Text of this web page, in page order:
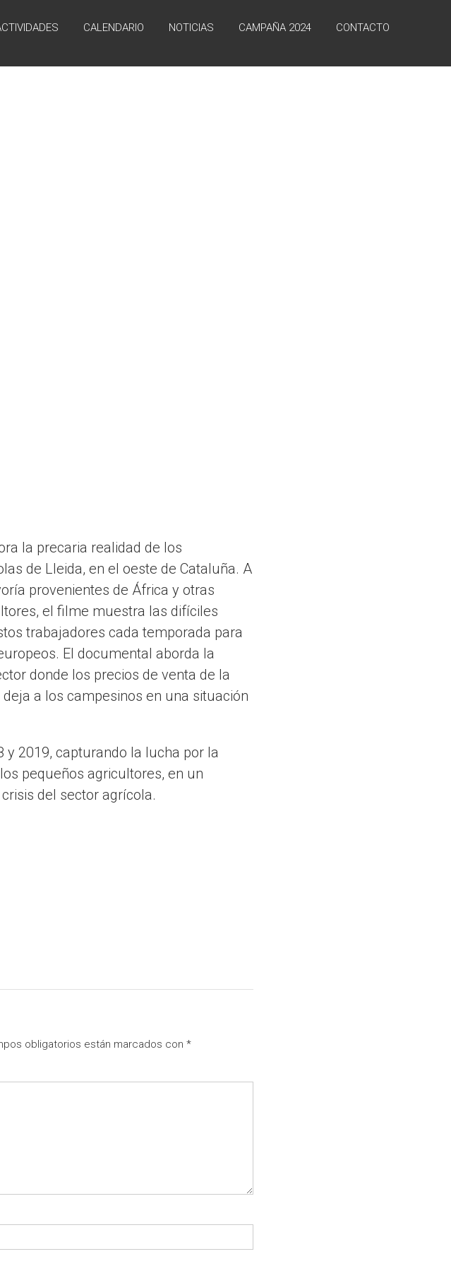
CALENDARIO NOTICIAS CAMPAÑA 2024 CONTACTO
la precaria realidad de los
de Lleida, en el oeste de Cataluña. A
provenientes de África y otras
el filme muestra las difíciles
trabajadores cada temporada para
El documental aborda la
donde los precios de venta de la
a los campesinos en una situación
2019, capturando la lucha por la
pequeños agricultores, en un
del sector agrícola.
obligatorios están marcados con*